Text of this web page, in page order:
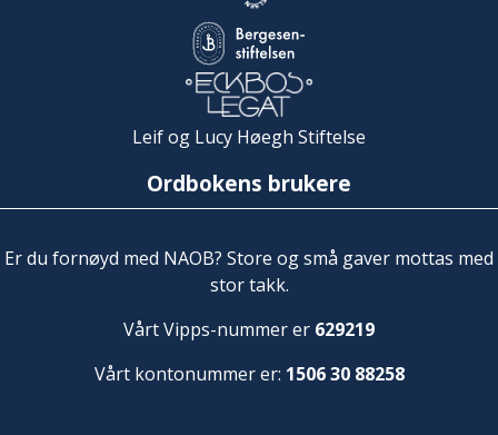
Leif og Lucy Høegh Stiftelse
Ordbokens brukere
Er du fornøyd med NAOB? Store og små gaver mottas med
stor takk.
Vårt Vipps-nummer er 629219
Vårt kontonummer er: 1506 30 88258